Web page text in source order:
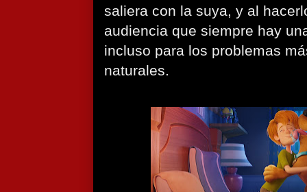
saliera con la suya, y al
audiencia que siempre hay
incluso para los problemas
naturales.